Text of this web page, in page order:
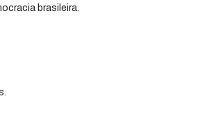
brasileira.